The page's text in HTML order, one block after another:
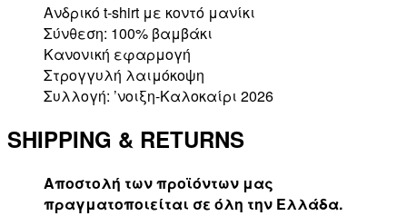
Ανδρικό t-shirt με κοντό μανίκι
Σύνθεση: 100% βαμβάκι
Κανονική εφαρμογή
Στρογγυλή λαιμόκοψη
Συλλογή: ’νοιξη-Καλοκαίρι 2026
SHIPPING & RETURNS
Αποστολή των προϊόντων μας
πραγματοποιείται σε όλη την Ελλάδα.